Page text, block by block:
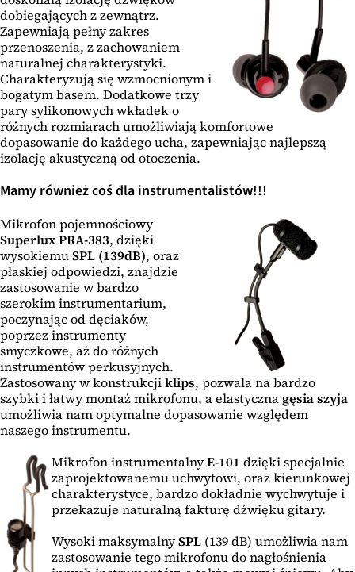
dobiegających z zewnątrz.
Zapewniają pełny zakres
przenoszenia, z zachowaniem
naturalnej charakterystyki.
Charakteryzują się wzmocnionym i
bogatym basem. Dodatkowe trzy
pary sylikonowych wkładek o
różnych rozmiarach umożliwiają komfortowe
dopasowanie do każdego ucha, zapewniając najlepszą
izolację akustyczną od otoczenia.
Mamy również coś dla instrumentalistów!!!
Mikrofon pojemnościowy
Superlux PRA-383, dzięki
wysokiemuSPL (139dB), oraz
płaskiej odpowiedzi, znajdzie
zastosowanie w bardzo
szerokim instrumentarium,
poczynając od dęciaków,
poprzez instrumenty
smyczkowe, aż do różnych
instrumentów perkusyjnych.
Zastosowany w konstrukcjiklips, pozwala na bardzo
szybki i łatwy montaż mikrofonu, a elastycznagęsia szyja
umożliwia nam optymalne dopasowanie względem
naszego instrumentu.
Mikrofon instrumentalnyE-101 dzięki specjalnie
zaprojektowanemu uchwytowi, oraz kierunkowej
charakterystyce, bardzo dokładnie wychwytuje i
przekazuje naturalną fakturę dźwięku gitary.
Wysoki maksymalnySPL (139 dB) umożliwia nam
zastosowanie tego mikrofonu do nagłośnienia